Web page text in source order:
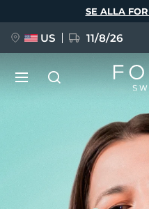
SE ALLA
US 11/8/26
FAQ™ Pure Beauty-
BREAKING NEWS